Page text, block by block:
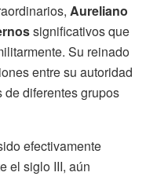
Aureliano
significativos que
Su reinado
entre su autoridad
diferentes grupos
efectivamente
el siglo III, aún